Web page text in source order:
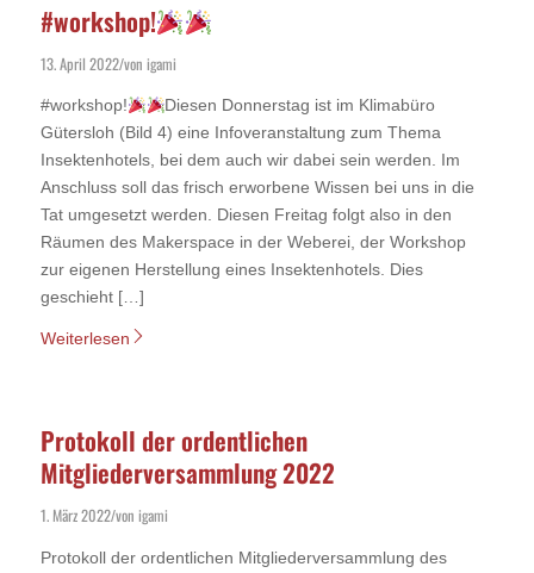
#workshop!
13. April 2022/von igami
#workshop!
Diesen Donnerstag ist im Klimabüro
Gütersloh (Bild 4) eine Infoveranstaltung zum Thema
Insektenhotels, bei dem auch wir dabei sein werden. Im
Anschluss soll das frisch erworbene Wissen bei uns in die
Tat umgesetzt werden. Diesen Freitag folgt also in den
Räumen des Makerspace in der Weberei, der Workshop
zur eigenen Herstellung eines Insektenhotels. Dies
geschieht […]
Weiterlesen
Protokoll der ordentlichen
Mitgliederversammlung 2022
1. März 2022/von igami
Protokoll der ordentlichen Mitgliederversammlung des